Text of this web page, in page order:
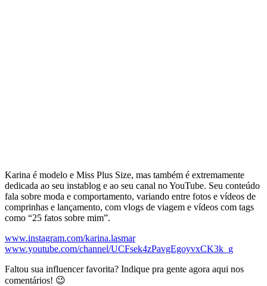
Karina é modelo e Miss Plus Size, mas também é extremamente
dedicada ao seu instablog e ao seu canal no YouTube. Seu conteúdo
fala sobre moda e comportamento, variando entre fotos e vídeos de
comprinhas e lançamento, com vlogs de viagem e vídeos com tags
como “25 fatos sobre mim”.
www.instagram.com/karina.lasmar
www.youtube.com/channel/UCFsek4zPavgEgoyvxCK3k_g
Faltou sua influencer favorita? Indique pra gente agora aqui nos
comentários! 😉